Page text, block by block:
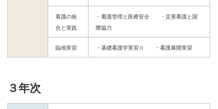
看護の統
合と実践
・看護管理と医療安全 ・災害看護と国
際協力
臨地実習 ・基礎看護学実習Ⅱ ・看護展開実習
３年次